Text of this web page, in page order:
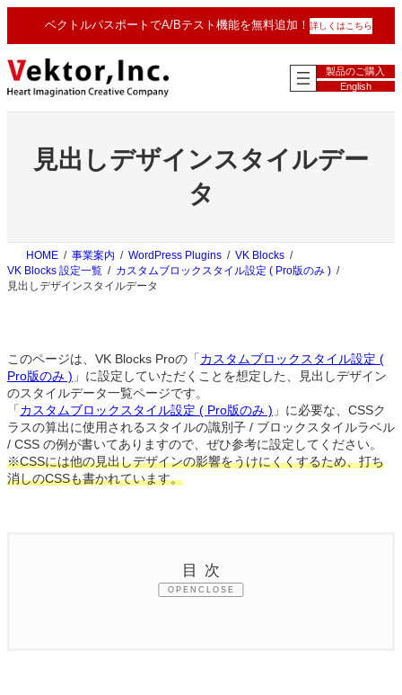
を
ス
キ
ッ
ベクトルパスポートでA/Bテスト機能を無料追加！ 詳しくはこちら
製品のご購入
English
見出しデザインスタイルデー
タ
HOME 事業案内 WordPress Plugins
VK Blocks
VK Blocks 設定一覧
カスタムブロックスタイル設定 ( Pro版のみ )
見出しデザインスタイルデータ
このページは、VK Blocks Proの「カスタムブロックスタイル設定 (
Pro版のみ ) 」に設定していただくことを想定した、見出しデザイン
のスタイルデータ一覧ページです。
「カスタムブロックスタイル設定 ( Pro版のみ ) 」に必要な、CSSク
ラスの算出に使用されるスタイルの識別子 / ブロックスタイルラベル
/ CSS の例が書いてありますので、ぜひ参考に設定してください。
※CSSには他の見出しデザインの影響をうけにくくするため、打ち
消しのCSSも書かれています。
目次
CLOSE